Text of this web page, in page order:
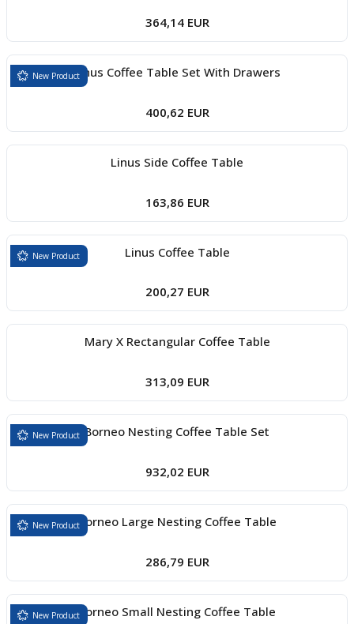
364,14 EUR
New ProductLinus Coffee Table Set With Drawers
400,62 EUR
Linus Side Coffee Table
163,86 EUR
New Product Linus Coffee Table
200,27 EUR
Mary X Rectangular Coffee Table
313,09 EUR
New Product Borneo Nesting Coffee Table Set
932,02 EUR
New ProductBorneo Large Nesting Coffee Table
286,79 EUR
New ProductBorneo Small Nesting Coffee Table